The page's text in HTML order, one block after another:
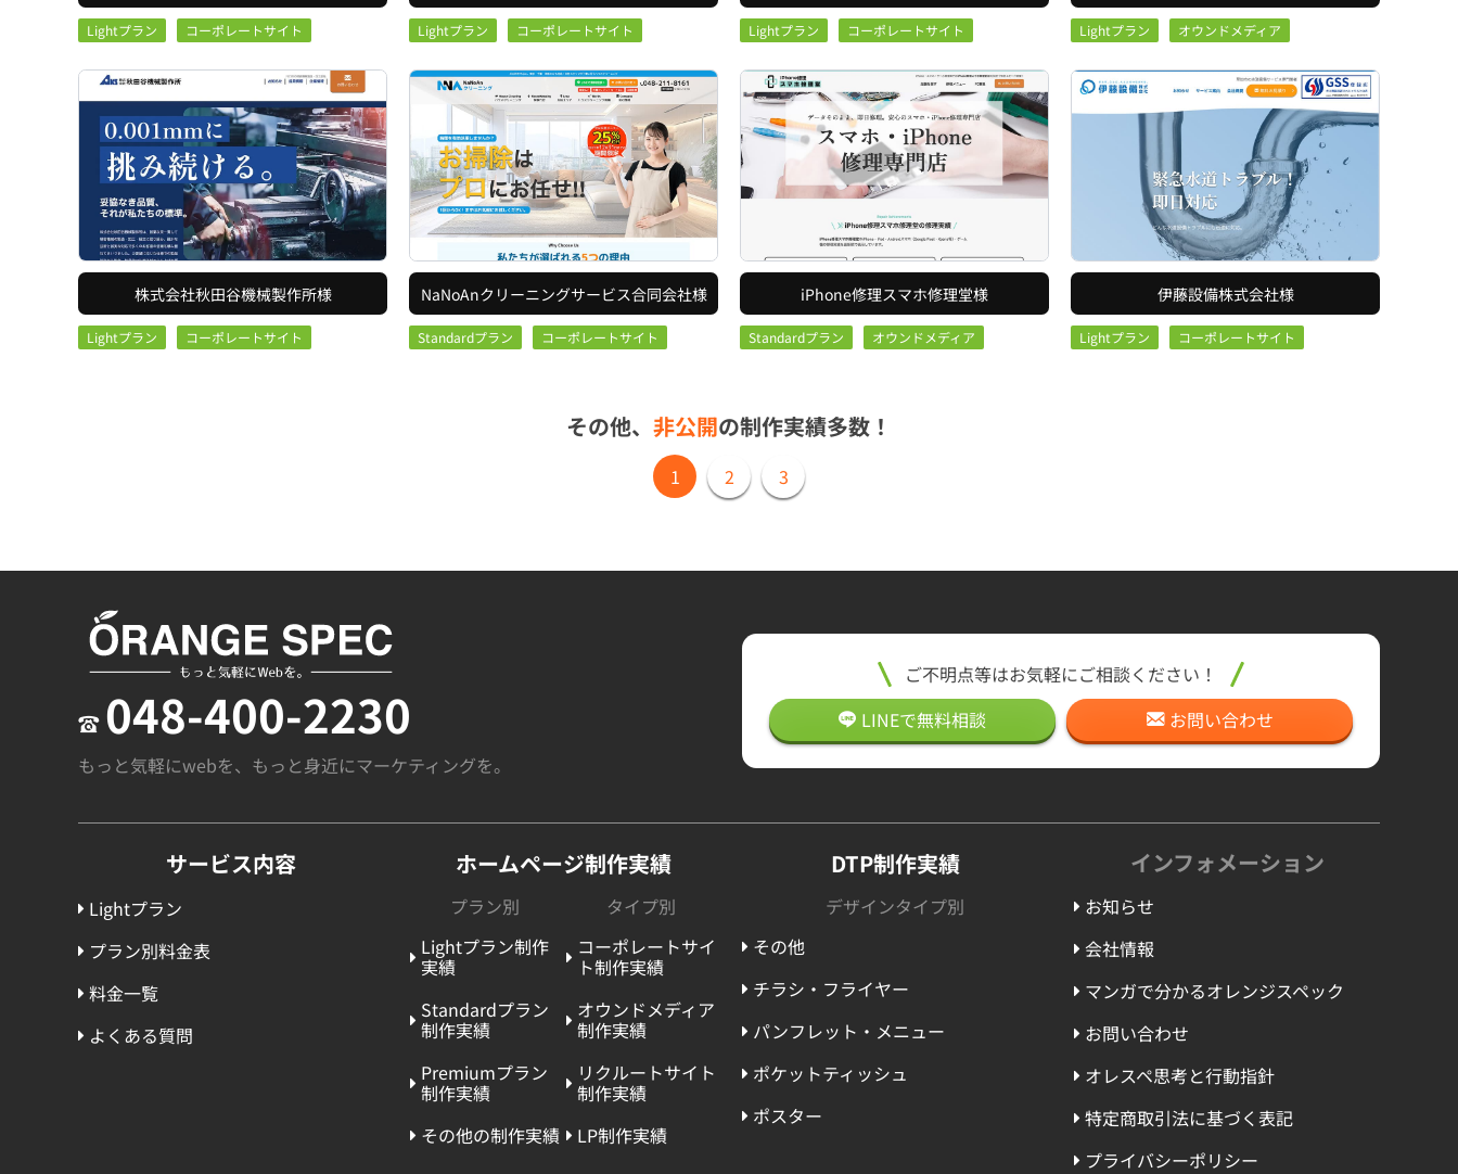
Lightプラン コーポレートサイト Lightプラン コーポレートサイト Lightプラン コーポレートサイト Lightプラン オウンドメディア
株式会社秋田谷機械製作所様
Lightプラン コーポレートサイト
NaNoAnクリーニングサービス合同会社様
Standardプラン コーポレートサイト
iPhone修理スマホ修理堂様
Standardプラン オウンドメディア
伊藤設備株式会社様
Lightプラン コーポレートサイト
その他、 非公開の制作実績多数！
1 2 3
048-400-2230
もっと気軽にwebを、 もっと身近にマーケティングを。
ご不明点等はお気軽にご相談ください！
LINEで無料相談 お問い合わせ
サービス内容
Lightプラン
プラン別料金表
料金一覧
よくある質問
ホームページ制作実績
プラン別
Lightプラン制作
実績
Standardプラン
制作実績
Premiumプラン
制作実績
その他の制作実績
タイプ別
コーポレートサイ
ト制作実績
オウンドメディア
制作実績
リクルートサイト
制作実績
LP制作実績
DTP制作実績
デザインタイプ別
その他
チラシ・フライヤー
パンフレット・メニュー
ポケットティッシュ
ポスター
インフォメーション
お知らせ
会社情報
マンガで分かるオレンジスペック
お問い合わせ
オレスペ思考と行動指針
特定商取引法に基づく表記
プライバシーポリシー